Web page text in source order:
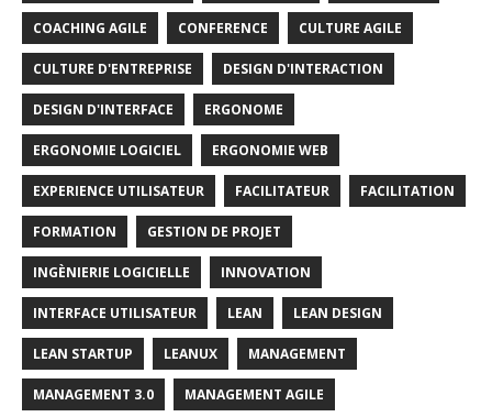
COACHING AGILE CONFERENCE CULTURE AGILE
CULTURE D'ENTREPRISE DESIGN D'INTERACTION
DESIGN D'INTERFACE ERGONOME
ERGONOMIE LOGICIEL ERGONOMIE WEB
EXPERIENCE UTILISATEUR FACILITATEUR FACILITATION
FORMATION GESTION DE PROJET
INGÈNIERIE LOGICIELLE INNOVATION
INTERFACE UTILISATEUR LEAN LEAN DESIGN
LEAN STARTUP LEANUX MANAGEMENT
MANAGEMENT 3.0 MANAGEMENT AGILE